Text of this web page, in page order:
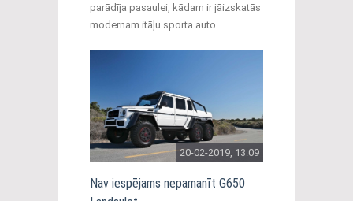
parādīja pasaulei, kādam ir jāizskatās
modernam itāļu sporta auto….
20-02-2019, 13:09
Nav iespējams nepamanīt G650